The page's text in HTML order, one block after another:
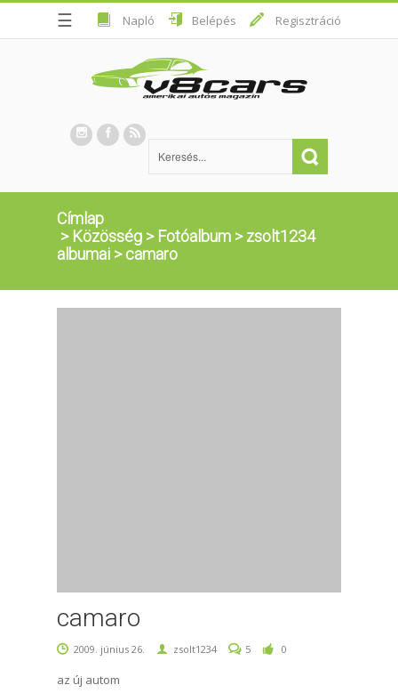
☰ Napló Belépés Regisztráció
Címlap
> Közösség > Fotóalbum >zsolt1234
albumai >camaro
camaro
2009. június 26. zsolt1234 5 0
az új autom